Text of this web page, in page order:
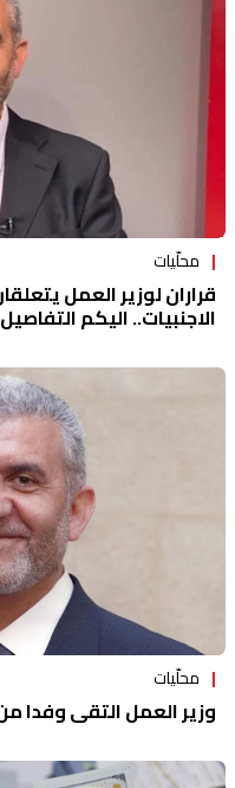
محلّيات
قراران لوزير العمل
الاجنبيات.. اليكم التفاصيل
محلّيات
وزير العمل التقى وفدا